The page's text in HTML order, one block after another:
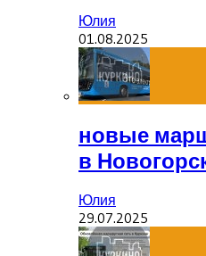
Юлия
01.08.2025
новые
в
Юлия
29.07.2025